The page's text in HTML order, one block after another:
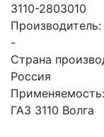
3110-2803010
Производитель:
-
Страна
Россия
Применяемость:
ГАЗ 3110 Волга